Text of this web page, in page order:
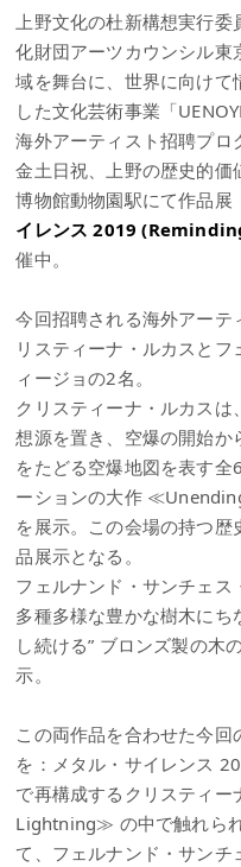
上野文化の杜新構想実行
化財団アーツカウンシル
域を舞台に、世界に向け
した文化芸術事業「
海外アーティスト招聘プ
金土日祝、上野の歴史的価
博物館動物園駅にて作品展
イレンス 2019
催中。
今回招聘される海外アーテ
リスティーナ・ルカスと
ィージョの2名。
クリスティーナ・ルカス
想源を置き、空爆の開始
をたどる空爆地図を表す
ーションの大作
を展示。この会場の持つ
品展示となる。
フェルナンド・サンチェ
多種多様な豊かな樹木にち
し続ける” ブロンズ製の
示。
この両作品を合わせた今
を：メタル・サイレンス
で再構成するクリスティ
Lightning≫ の中で触れら
て、フェルナンド・サン